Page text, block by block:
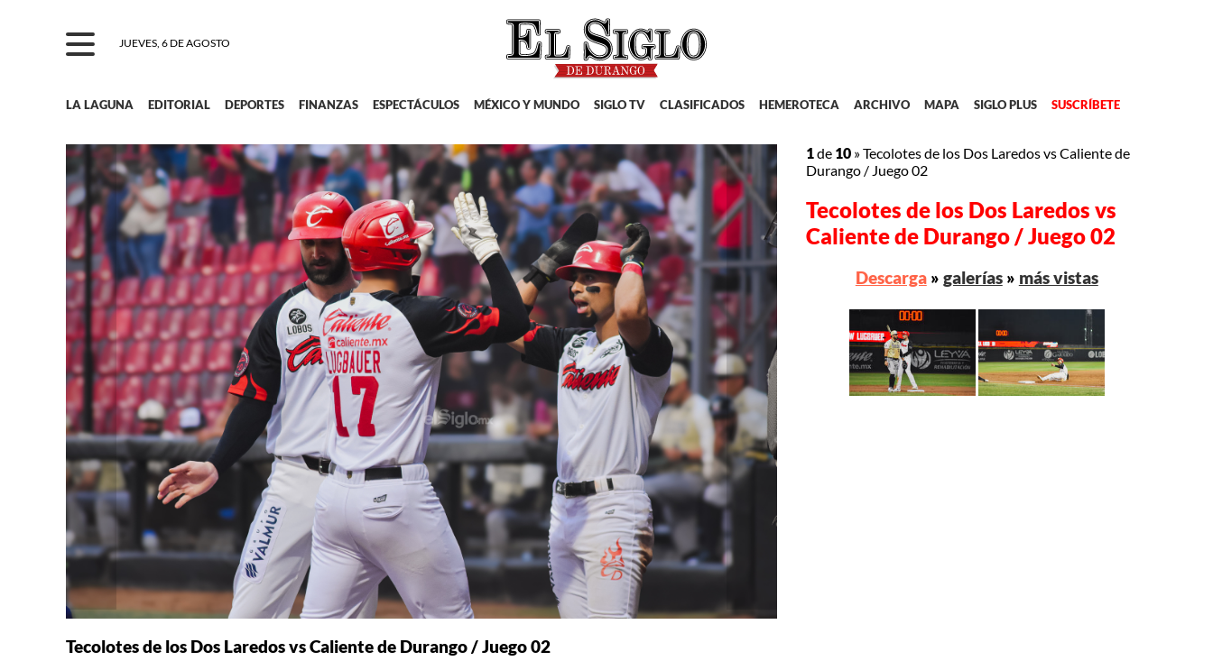
JUEVES, 6 DE AGOSTO
LA LAGUNA EDITORIAL DEPORTES FINANZAS ESPECTÁCULOS MÉXICO Y MUNDO SIGLO TV CLASIFICADOS HEMEROTECA ARCHIVO MAPA SIGLO PLUS SUSCRÍBETE
Tecolotes de los Dos Laredos vs Caliente de Durango / Juego 02
1de 10 »Tecolotes de los Dos Laredos vs Caliente de
Durango / Juego 02
Tecolotes de los Dos Laredos vs
Caliente de Durango / Juego 02
Descarga» galerías» más vistas